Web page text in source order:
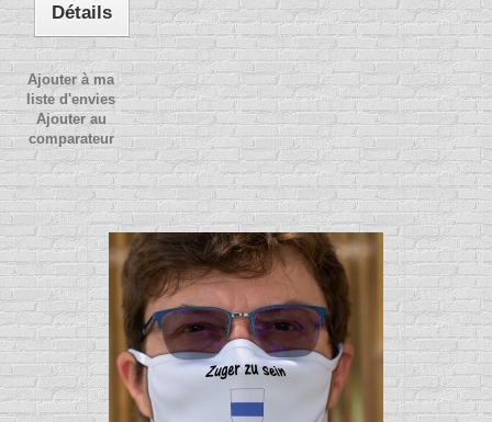
Détails
Ajouter à ma
liste d'envies
Ajouter au
comparateur